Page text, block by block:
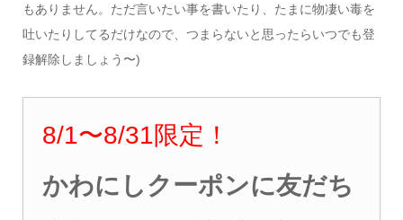
もありません。ただ言いたい事を書いたり、たまに物凄い毒を
吐いたりしてるだけなので、つまらないと思ったらいつでも登
録解除しましょう〜)
8/1〜8/31限定！
かわにしクーポンに友だち